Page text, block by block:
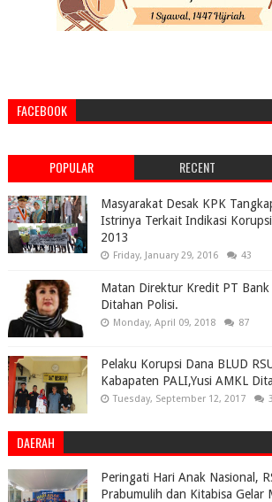
FACEBOOK
POPULAR RECENT
Masyarakat Desak KPK
Istrinya Terkait Indikasi
2013
Friday, January 29, 2016 43
Matan Direktur Kredit PT
Ditahan Polisi.
Monday, April 09, 2018 87
Pelaku Korupsi Dana BLUD
Kabapaten PALI,Yusi AMKL
Tuesday, September 12, 2017
DAERAH
Peringati Hari Anak Nasional,
Prabumulih dan Kitabisa Gelar